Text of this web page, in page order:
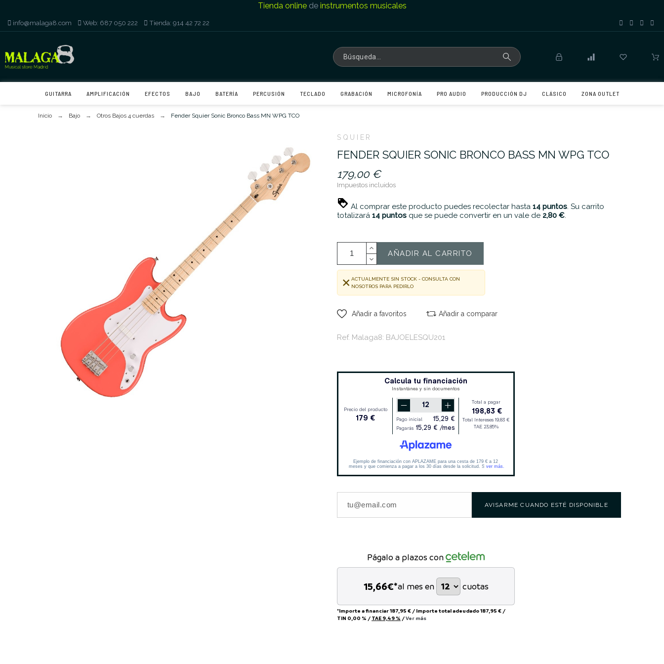
Tienda onlinede instrumentos musicales
info@malaga8.com Web: 687 050 222 Tienda: 914 42 72 22
GUITARRA AMPLIFICACIÓN EFECTOS BAJO BATERÍA PERCUSIÓN TECLADO GRABACIÓN MICROFONÍA PRO AUDIO PRODUCCIÓN DJ CLÁSICO ZONA OUTLET
Inicio Bajo Otros Bajos 4 cuerdas Fender Squier Sonic Bronco Bass MN WPG TCO
SQUIER
FENDER SQUIER SONIC BRONCO BASS MN WPG TCO
179,00 €
Impuestos incluidos
Al comprar este producto puedes recolectar hasta 14 puntos. Su carrito
totalizará 14 puntos que se puede convertir en un vale de 2,80 €.
AÑADIR AL CARRITO
ACTUALMENTE SIN STOCK - CONSULTA CON
NOSOTROS PARA PEDIRLO
Añadir a favoritos Añadir a comparar
Ref. Malaga8: BAJOELESQU201
AVISARME CUANDO ESTÉ DISPONIBLE
Págalo a plazos con
15,66€*al mes en cuotas
*Importe a financiar187,95 € / Importe total adeudado187,95 € /
TIN 0,00 % / TAE 9,49 % /Ver más